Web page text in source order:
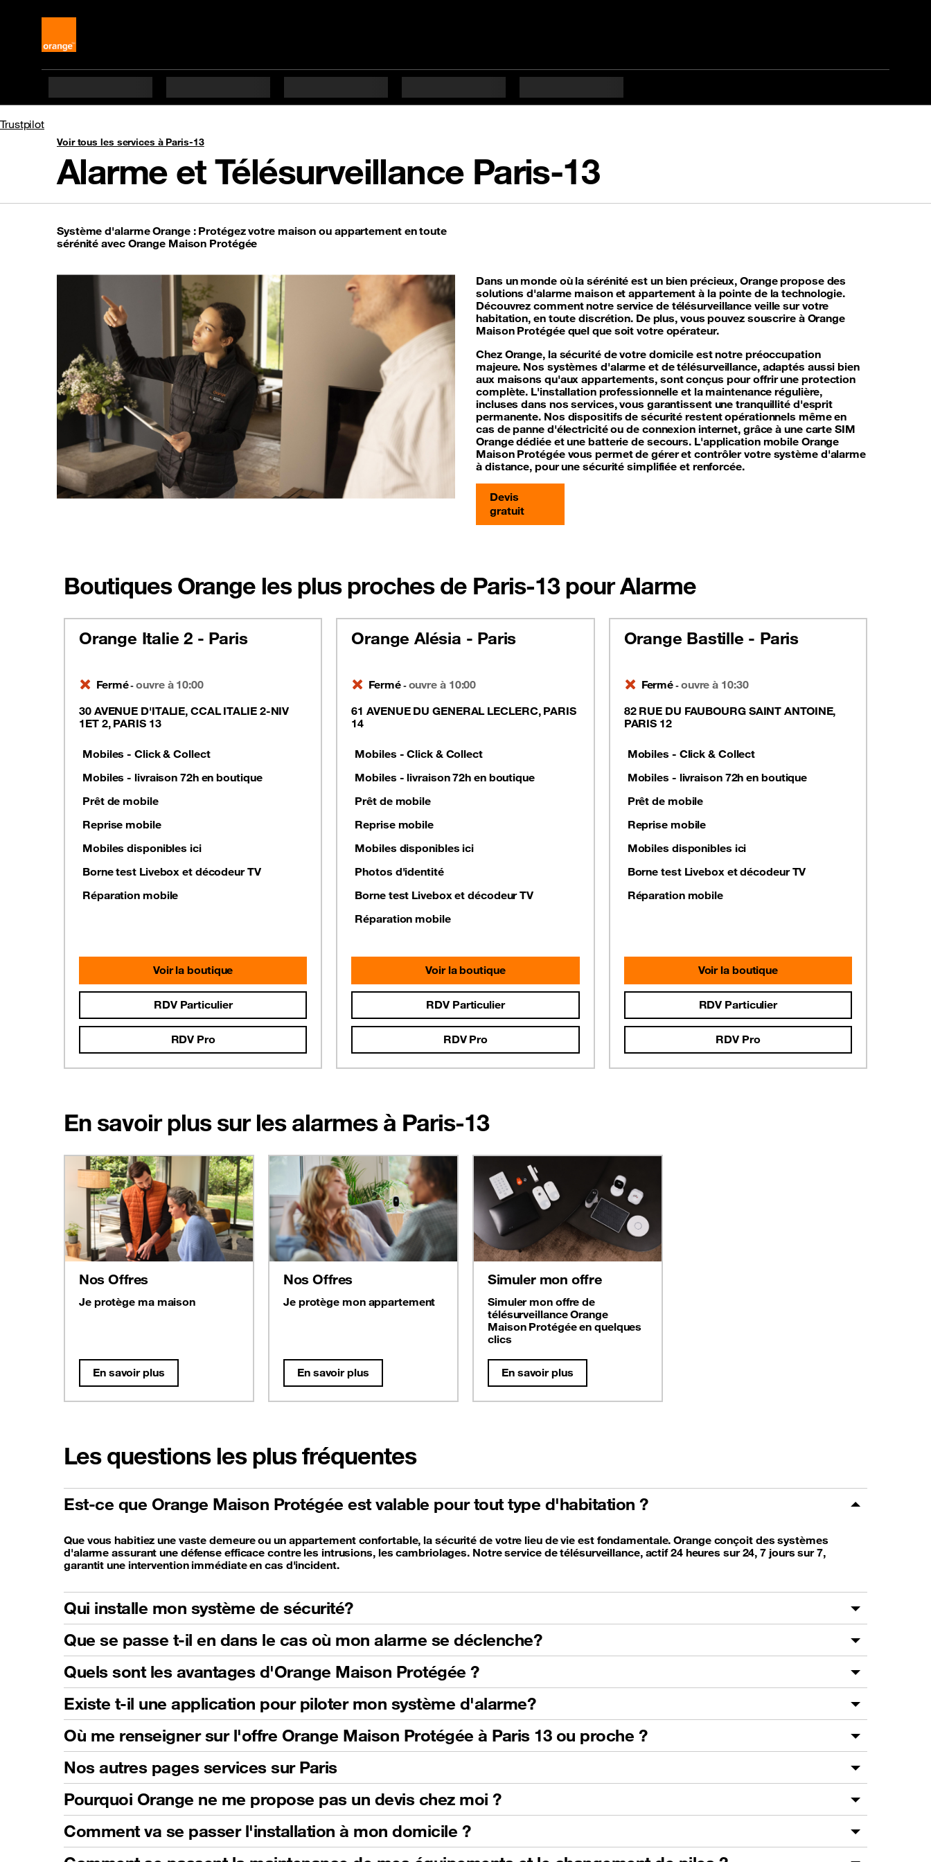
Trustpilot
Voir tous les services à Paris-13
Alarme et Télésurveillance Paris-13
Système d'alarme Orange : Protégez votre maison ou appartement en toute
sérénité avec Orange Maison Protégée
Dans un monde où la sérénité est un bien précieux, Orange propose des
solutions d'alarme maison et appartement à la pointe de la technologie.
Découvrez comment notre service de télésurveillance veille sur votre
habitation, en toute discrétion. De plus, vous pouvez souscrire à Orange
Maison Protégée quel que soit votre opérateur.
Chez Orange, la sécurité de votre domicile est notre préoccupation
majeure. Nos systèmes d'alarme et de télésurveillance, adaptés aussi bien
aux maisons qu'aux appartements, sont conçus pour offrir une protection
complète. L'installation professionnelle et la maintenance régulière,
incluses dans nos services, vous garantissent une tranquillité d'esprit
permanente. Nos dispositifs de sécurité restent opérationnels même en
cas de panne d'électricité ou de connexion internet, grâce à une carte SIM
Orange dédiée et une batterie de secours. L'application mobile Orange
Maison Protégée vous permet de gérer et contrôler votre système d'alarme
à distance, pour une sécurité simplifiée et renforcée.
Devis
gratuit
Boutiques Orange les plus proches de Paris-13 pour Alarme
Orange Italie 2 - Paris
Fermé-ouvre à 10:00
30 AVENUE D'ITALIE, CCAL ITALIE 2-NIV
1ET 2, PARIS 13
Mobiles - Click & Collect
Mobiles - livraison 72h en boutique
Prêt de mobile
Reprise mobile
Mobiles disponibles ici
Borne test Livebox et décodeur TV
Réparation mobile
Voir la boutique
RDV Particulier
RDV Pro
Orange Alésia - Paris
Fermé-ouvre à 10:00
61 AVENUE DU GENERAL LECLERC, PARIS
14
Mobiles - Click & Collect
Mobiles - livraison 72h en boutique
Prêt de mobile
Reprise mobile
Mobiles disponibles ici
Photos d'identité
Borne test Livebox et décodeur TV
Réparation mobile
Voir la boutique
RDV Particulier
RDV Pro
Orange Bastille - Paris
Fermé-ouvre à 10:30
82 RUE DU FAUBOURG SAINT ANTOINE,
PARIS 12
Mobiles - Click & Collect
Mobiles - livraison 72h en boutique
Prêt de mobile
Reprise mobile
Mobiles disponibles ici
Borne test Livebox et décodeur TV
Réparation mobile
Voir la boutique
RDV Particulier
RDV Pro
En savoir plus sur les alarmes à Paris-13
Nos Offres
Je protège ma maison
En savoir plus
Nos Offres
Je protège mon appartement
En savoir plus
Simuler mon offre
Simuler mon offre de
télésurveillance Orange
Maison Protégée en quelques
clics
En savoir plus
Les questions les plus fréquentes
Est-ce que Orange Maison Protégée est valable pour tout type d'habitation ?
Que vous habitiez une vaste demeure ou un appartement confortable, la sécurité de votre lieu de vie est fondamentale. Orange conçoit des systèmes
d'alarme assurant une défense efficace contre les intrusions, les cambriolages. Notre service de télésurveillance, actif 24 heures sur 24, 7 jours sur 7,
garantit une intervention immédiate en cas d'incident.
Qui installe mon système de sécurité?
Que se passe t-il en dans le cas où mon alarme se déclenche?
Quels sont les avantages d'Orange Maison Protégée ?
Existe t-il une application pour piloter mon système d'alarme?
Où me renseigner sur l'offre Orange Maison Protégée à Paris 13 ou proche ?
Nos autres pages services sur Paris
Pourquoi Orange ne me propose pas un devis chez moi ?
Comment va se passer l'installation à mon domicile ?